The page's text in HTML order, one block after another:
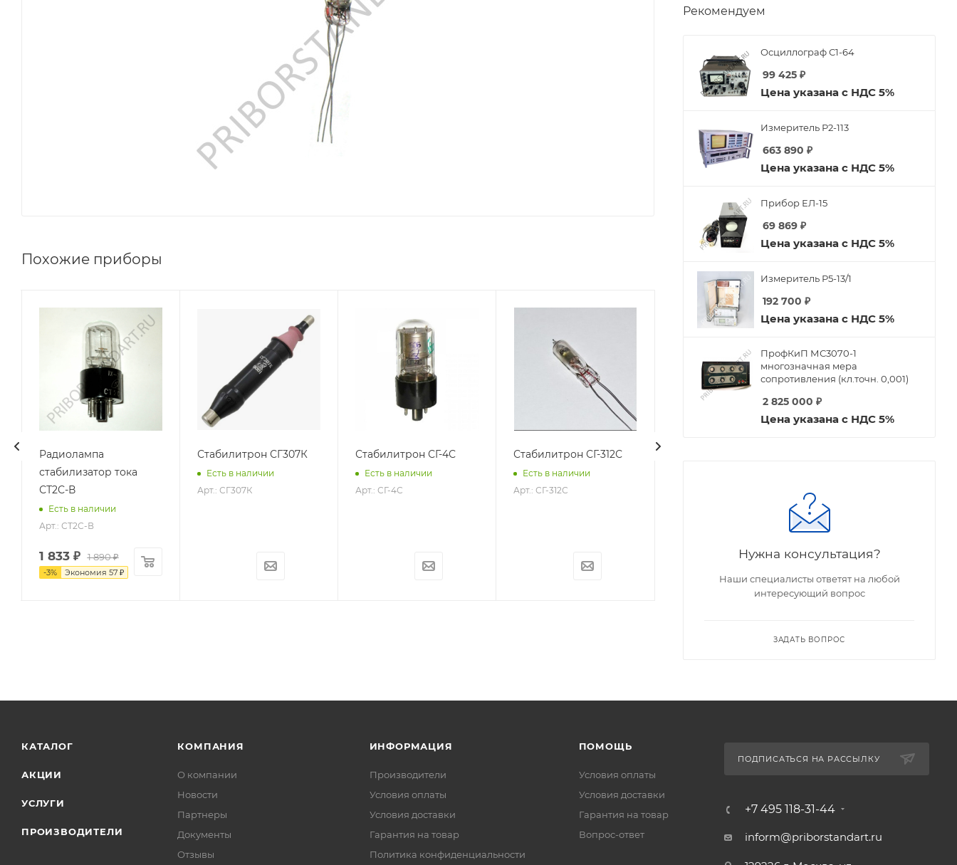
Похожие приборы
Радиолампа
стабилизатор тока
СТ2С-В
Есть в наличии
Арт.: СТ2С-В
1 833₽ 1 890₽
-3% Экономия 57₽
Стабилитрон СГ307К
Есть в наличии
Арт.: СГ307К
Стабилитрон СГ-4С
Есть в наличии
Арт.: СГ-4С
Стабилитрон СГ-312С
Есть в наличии
Арт.: СГ-312С
1 426₽
Экономия
Рекомендуем
Осциллограф С1-64
99 425 ₽
Цена указана с НДС 5%
Измеритель Р2-113
663 890 ₽
Цена указана с НДС 5%
Прибор ЕЛ-15
69 869 ₽
Цена указана с НДС 5%
Измеритель Р5-13/1
192 700 ₽
Цена указана с НДС 5%
ПрофКиП МС3070-1
многозначная мера
сопротивления (кл.точн. 0,001)
2 825 000 ₽
Цена указана с НДС 5%
Нужна консультация?
Наши специалисты ответят на любой
интересующий вопрос
ЗАДАТЬ ВОПРОС
КАТАЛОГ
АКЦИИ
УСЛУГИ
ПРОИЗВОДИТЕЛИ
КОМПАНИЯ
О компании
Новости
Партнеры
Документы
Отзывы
ИНФОРМАЦИЯ
Производители
Условия оплаты
Условия доставки
Гарантия на товар
Политика конфиденциальности
ПОМОЩЬ
Условия оплаты
Условия доставки
Гарантия на товар
Вопрос-ответ
ПОДПИСАТЬСЯ НА РАССЫЛКУ
+7 495 118-31-44
inform@priborstandart.ru